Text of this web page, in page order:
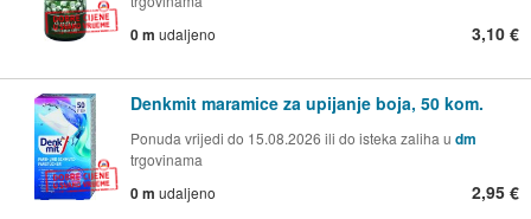
0 m udaljeno 3,10 €
Denkmit maramice za upijanje boja, 50 kom.
Ponuda vrijedi do 15.08.2026 ili do isteka zaliha u dm
trgovinama
0 m udaljeno 2,95 €